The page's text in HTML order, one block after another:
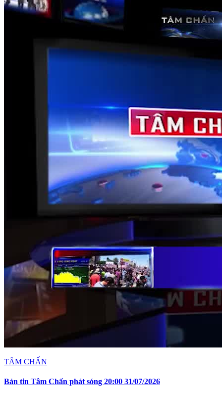
TÂM CHẤN
Bản tin Tâm Chấn phát sóng 20:00 31/07/2026